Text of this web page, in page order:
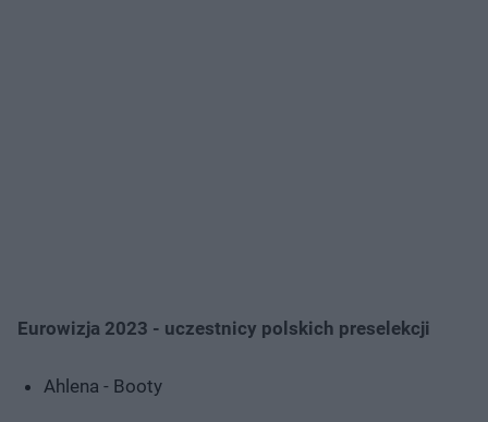
Eurowizja 2023 - uczestnicy polskich preselekcji
Ahlena - Booty